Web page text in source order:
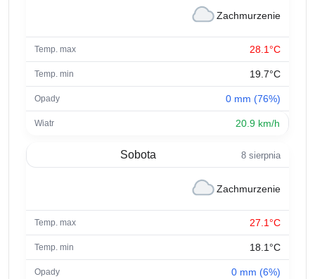
Zachmurzenie
28.1°C
19.7°C
0 mm (76%)
20.9 km/h
Sobota 8 sierpnia
Zachmurzenie
27.1°C
18.1°C
0 mm (6%)